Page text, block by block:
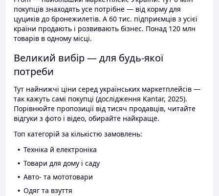
покупців знаходять усе потрібне — від корму для
цуциків до бронежилетів. А 60 тис. підприємців з усієї
країни продають і розвивають бізнес. Понад 120 млн
товарів в одному місці.
Великий вибір — для будь-якої
потреби
Тут найнижчі ціни серед українських маркетплейсів —
так кажуть самі покупці (дослідження Kantar, 2025).
Порівнюйте пропозиції від тисяч продавців, читайте
відгуки з фото і відео, обирайте найкраще.
Топ категорій за кількістю замовлень:
Техніка й електроніка
Товари для дому і саду
Авто- та мототовари
Одяг та взуття